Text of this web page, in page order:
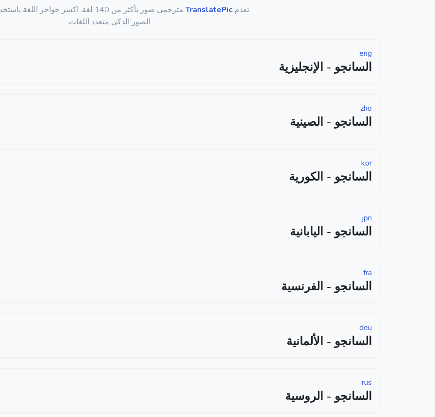
تقدمTranslatePic
مترجمي صور بأكثر من 140 لغة. اكسر حواجز
الصور الذكي متعدد اللغات.
eng
السانجو - الإنجليزية
zho
السانجو - الصينية
kor
السانجو - الكورية
jpn
السانجو - اليابانية
fra
السانجو - الفرنسية
deu
السانجو - الألمانية
rus
السانجو - الروسية